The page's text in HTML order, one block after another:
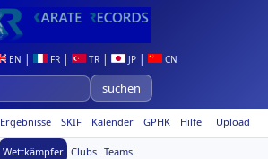
EN | FR| TR| JP| CN
Upload
Ergebnisse SKIF Kalender GPHK Hilfe
Wettkämpfer Clubs Teams